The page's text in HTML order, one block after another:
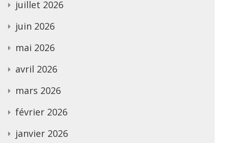
juillet 2026
juin 2026
mai 2026
avril 2026
mars 2026
février 2026
janvier 2026